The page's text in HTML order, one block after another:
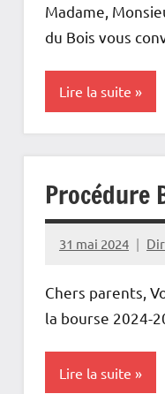
Madame,
du Bois vous
Lire la suite
Procédure
31 mai 2024
Chers parents,
la bourse 2024-
Lire la suite